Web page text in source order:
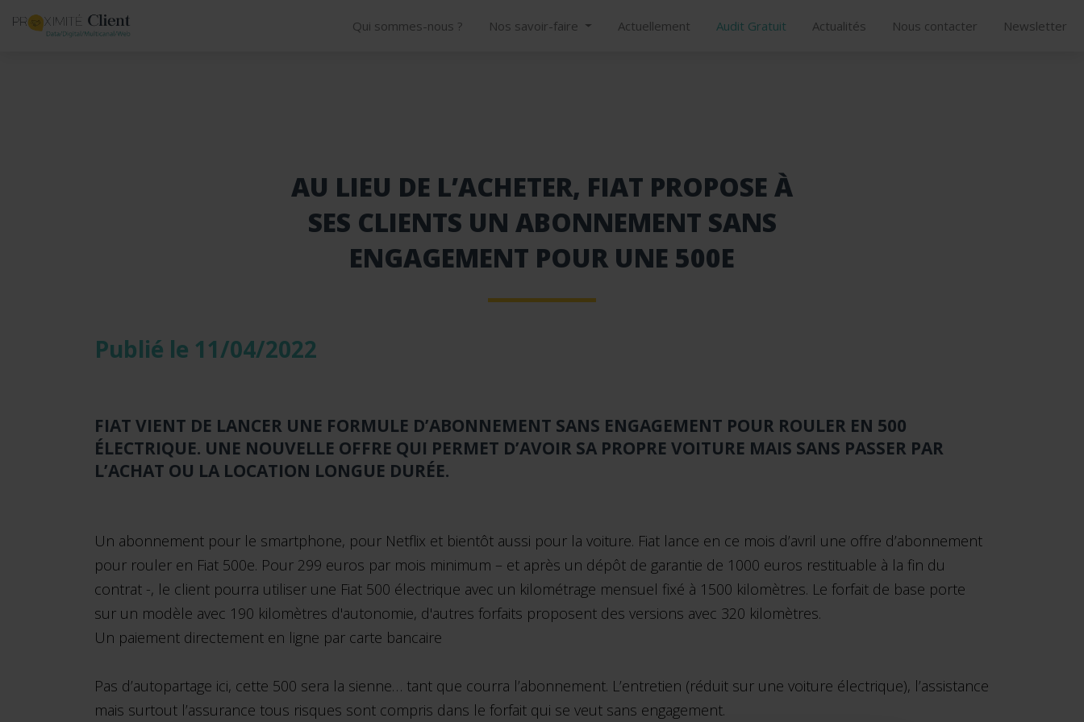
Qui sommes-nous ? Nos savoir-faire Actuellement Audit Gratuit Actualités Nous contacter Newsletter
AU LIEU DE L’ACHETER, FIAT PROPOSE À
SES CLIENTS UN ABONNEMENT SANS
ENGAGEMENT POUR UNE 500E
Publié le 11/04/2022
FIAT VIENT DE LANCER UNE FORMULE D’ABONNEMENT SANS ENGAGEMENT POUR ROULER EN 500
ÉLECTRIQUE. UNE NOUVELLE OFFRE QUI PERMET D’AVOIR SA PROPRE VOITURE MAIS SANS PASSER PAR
L’ACHAT OU LA LOCATION LONGUE DURÉE.
Un abonnement pour le smartphone, pour Netflix et bientôt aussi pour la voiture. Fiat lance en ce mois d’avril une offre d’abonnement
pour rouler en Fiat 500e. Pour 299 euros par mois minimum – et après un dépôt de garantie de 1000 euros restituable à la fin du
contrat -, le client pourra utiliser une Fiat 500 électrique avec un kilométrage mensuel fixé à 1500 kilomètres. Le forfait de base porte
sur un modèle avec 190 kilomètres d'autonomie, d'autres forfaits proposent des versions avec 320 kilomètres.
Un paiement directement en ligne par carte bancaire
Pas d’autopartage ici, cette 500 sera la sienne… tant que courra l’abonnement. L’entretien (réduit sur une voiture électrique), l’assistance
mais surtout l’assurance tous risques sont compris dans le forfait qui se veut sans engagement.